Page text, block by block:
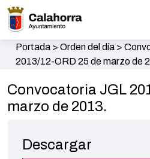
Portada> Orden del día>
2013/12-ORD 25 de marzo de
Convocatoria JGL
marzo de 2013.
Descargar